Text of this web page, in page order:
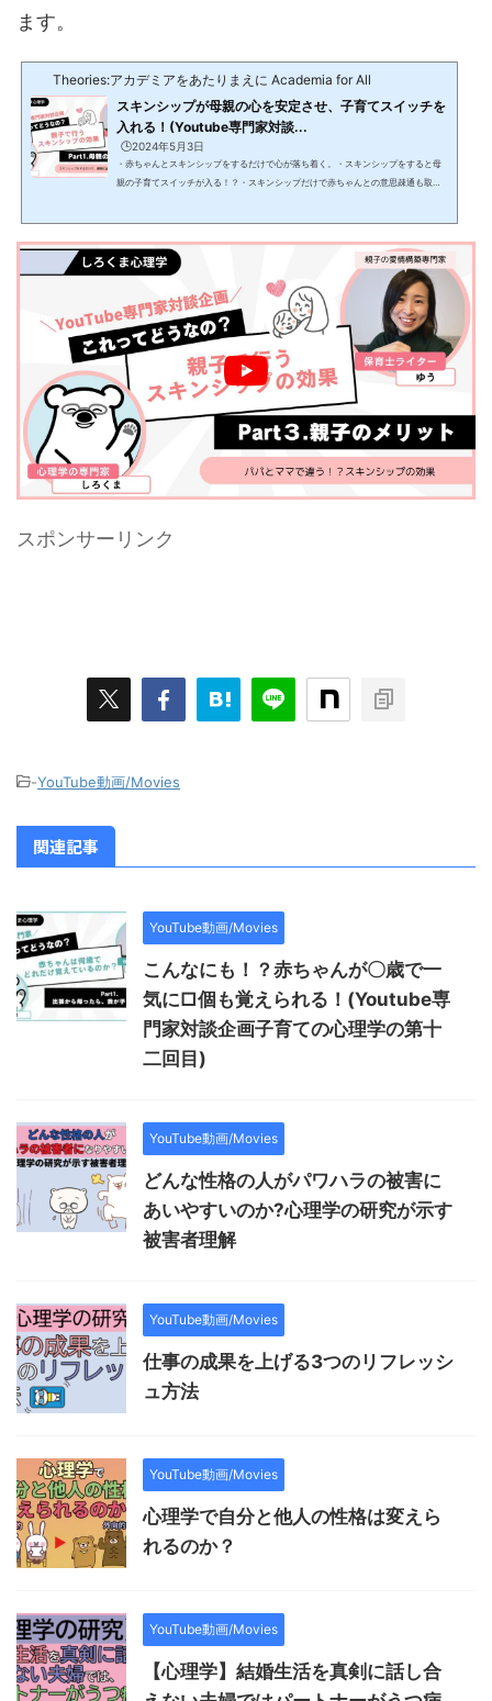
ます。
Theories:アカデミアをあたりまえに Academia for All
スキンシップが母親の心を安定させ、子育てスイッチを
入れる！(Youtube専門家対談...
🕒️2024年5月3日
・赤ちゃんとスキンシップをするだけで心が落ち着く。・スキンシップをすると母
親の子育てスイッチが入る！？・スキンシップだけで赤ちゃんとの意思疎通も取れ
ップの心理学」スキンシップの心理学シリーズの第一弾として「スキンシップの母
親のメリット」を心理学のエビデンスをもとにゆうさんと...
スポンサーリンク
-YouTube動画/Movies
関連記事
YouTube動画/Movies
こんなにも！？赤ちゃんが〇歳で一
気に□個も覚えられる！(Youtube専
門家対談企画子育ての心理学の第十
二回目)
YouTube動画/Movies
どんな性格の人がパワハラの被害に
あいやすいのか?心理学の研究が示す
被害者理解
YouTube動画/Movies
仕事の成果を上げる3つのリフレッシ
ュ方法
YouTube動画/Movies
心理学で自分と他人の性格は変えら
れるのか？
YouTube動画/Movies
【心理学】結婚生活を真剣に話し合